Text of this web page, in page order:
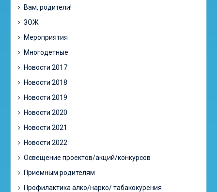
Вам, родители!
ЗОЖ
Мероприятия
Многодетные
Новости 2017
Новости 2018
Новости 2019
Новости 2020
Новости 2021
Новости 2022
Освещение проектов/акций/конкурсов
Приёмным родителям
Профилактика алко/нарко/ табакокурения